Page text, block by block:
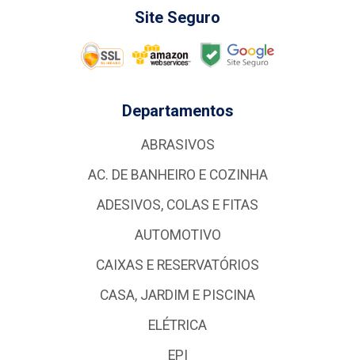
Site Seguro
Departamentos
ABRASIVOS
AC. DE BANHEIRO E COZINHA
ADESIVOS, COLAS E FITAS
AUTOMOTIVO
CAIXAS E RESERVATÓRIOS
CASA, JARDIM E PISCINA
ELÉTRICA
EPI